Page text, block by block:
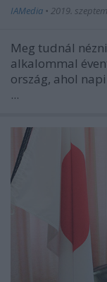
IAMedia • 2019.
Meg tudnál
alkalommal
ország, ahol
...